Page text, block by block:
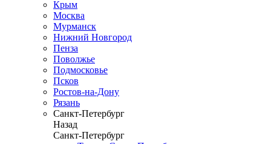
Крым
Москва
Мурманск
Нижний Новгород
Пенза
Поволжье
Подмосковье
Псков
Ростов-на-Дону
Рязань
Санкт-Петербург
Назад
Санкт-Петербург